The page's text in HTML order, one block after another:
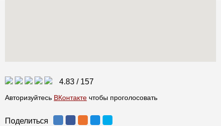
4.83 / 157
Авторизуйтесь ВКонтакте чтобы проголосовать
Поделиться